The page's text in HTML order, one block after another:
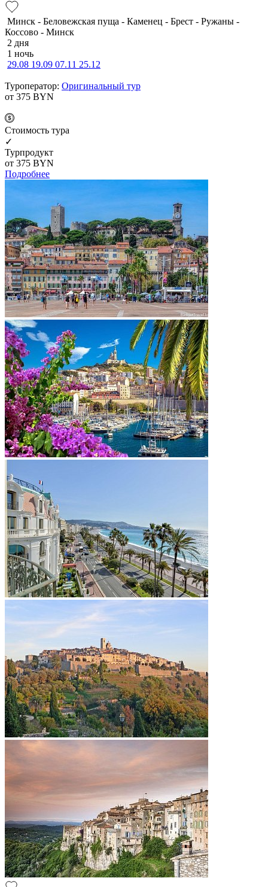
Минск - Беловежская пуща - Каменец - Брест - Ружаны -
Коссово - Минск
2 дня
1 ночь
29.08 19.09 07.11 25.12
Туроператор: Оригинальный тур
от 375 BYN
Cтоимость тура
✓
Турпродукт
от 375 BYN
Подробнее